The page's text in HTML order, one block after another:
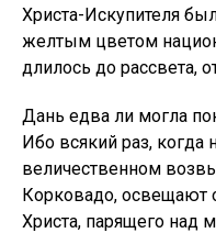
Христа-Искупителя
желтым цветом
длилось до рассвета,
Дань едва ли могла
Ибо всякий раз, когда
величественном
Корковадо, освещают
Христа, парящего над